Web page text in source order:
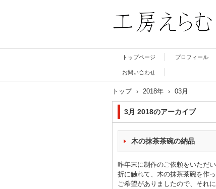
工房 えらむ
トップページ プロフィール
お問い合わせ
トップ › 2018年 › 03月
3月 2018のアーカイブ
木の抹茶茶碗の納品
昨年末に制作のご依頼をいただ
折に触れて、木の抹茶茶碗を作
ご希望がありましたので、それ